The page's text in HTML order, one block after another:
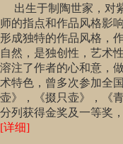
出生于制陶世家，对
师的指点和作品风格影
形成独特的作品风格，
自然，是独创性，艺术
溶注了作者的心和意，
术特色，曾多次参加全
壶》，《掇只壶》，《
分列获得金奖及一等奖
[详细]